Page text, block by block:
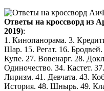
Ответы на кроссворд из
2019):
1. Кинопанорама. 3.
Шар. 15. Регат. 16.
Купе. 27. Вовенарг. 28.
Одиночество. 34. Кастет.
Лиризм. 41. Девчата. 43.
История. 48. Шнырь. 49.